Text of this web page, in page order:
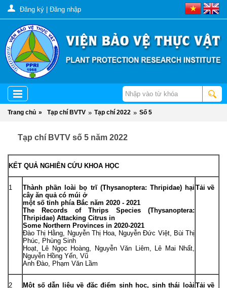
Đăng ký Đăng nhập
Trang chủ » Tạp chí BVTV » Tạp chí 2022 » Số 5
Tạp chí BVTV số 5 năm 2022
KẾT QUẢ NGHIÊN CỨU KHOA HỌC
1
Thành phần loài bọ trĩ (Thysanoptera: Thripidae) hại
cây ăn quả có múi ở
một số tỉnh phía Bắc năm 2020 - 2021
The Records of Thrips Species (Thysanoptera:
Thripidae) Attacking Citrus in
Some Northern Provinces in 2020-2021
Đào Thị Hằng, Nguyễn Thị Hoa, Nguyễn Đức Việt, Bùi Thị
Phúc, Phùng Sinh
Hoạt, Lê Ngọc Hoàng, Nguyễn Văn Liêm, Lê Mai Nhất,
Nguyễn Hồng Yến, Vũ
Anh Đào, Phạm Văn Lầm
Tải về
2
Một số dẫn liệu về đặc điểm sinh học, sinh thái loài Tải về